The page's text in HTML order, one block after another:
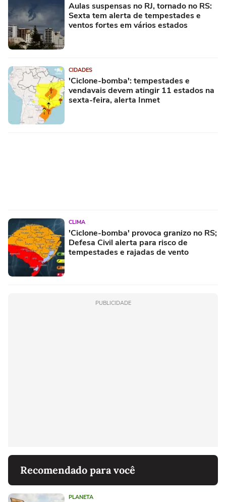
Aulas suspensas no RJ, tornado no RS:
Sexta tem alerta de tempestades e
ventos fortes em vários estados
CIDADES
'Ciclone-bomba': tempestades e
vendavais devem atingir 11 estados na
sexta-feira, alerta Inmet
CLIMA
'Ciclone-bomba' provoca granizo no RS;
Defesa Civil alerta para risco de
tempestades e rajadas de vento
PUBLICIDADE
Recomendado para você
PLANETA